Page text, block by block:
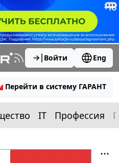
Войти Eng
Перейти в систему ГАРАНТ
IT Профессия